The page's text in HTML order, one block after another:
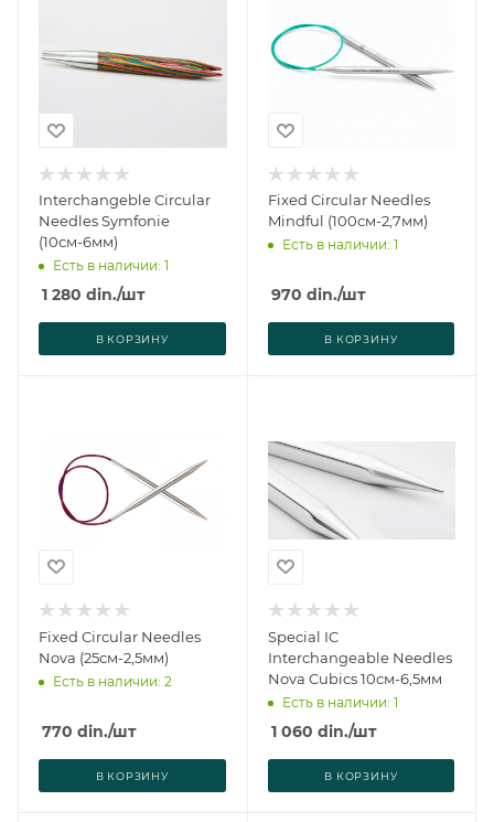
Interchangeble Circular
Needles Symfonie
(10см-6мм)
Есть в наличии: 1
1 280 din./шт
В КОРЗИНУ
Fixed Circular Needles
Mindful (100см-2,7мм)
Есть в наличии: 1
970 din./шт
В КОРЗИНУ
Fixed Circular Needles
Nova (25см-2,5мм)
Есть в наличии: 2
770 din./шт
В КОРЗИНУ
Special IC
Interchangeable Needles
Nova Cubics 10см-6,5мм
Есть в наличии: 1
1 060 din./шт
В КОРЗИНУ